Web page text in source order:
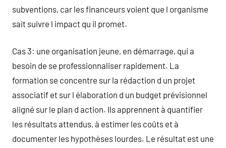
subventions, car les financeurs voient que l organisme
sait suivre l impact qu il promet.
Cas 3: une organisation jeune, en démarrage, qui a
besoin de se professionnaliser rapidement. La
formation se concentre sur la rédaction d un projet
associatif et sur l élaboration d un budget prévisionnel
aligné sur le plan d action. Ils apprennent à quantifier
les résultats attendus, à estimer les coûts et à
documenter les hypothèses lourdes. Le résultat est une